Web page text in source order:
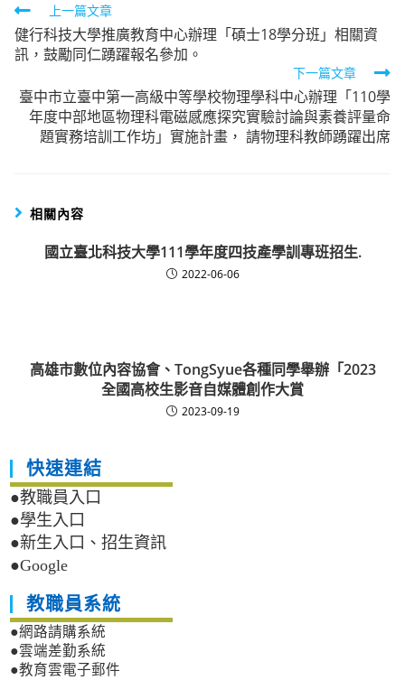
Read
more
articles
上一篇文章
健行科技大學推廣教育中心辦理「碩士18學分班」相關資
訊，鼓勵同仁踴躍報名參加。
下一篇文章
臺中市立臺中第一高級中等學校物理學科中心辦理「110學
年度中部地區物理科電磁感應探究實驗討論與素養評量命
題實務培訓工作坊」實施計畫， 請物理科教師踴躍出席
相關內容
國立臺北科技大學111學年度四技產學訓專班招生.
2022-06-06
高雄市數位內容協會、TongSyue各種同學舉辦「2023
全國高校生影音自媒體創作大賞
2023-09-19
快速連結
●教職員入口
●學生入口
●新生入口、招生資訊
●Google
教職員系統
●網路請購系統
●雲端差勤系統
●教育雲電子郵件